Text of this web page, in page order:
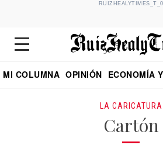
RUIZHEALYTIMES_T_0
MI COLUMNA OPINIÓN ECONOMÍA
LA CARICATURA
Cartón